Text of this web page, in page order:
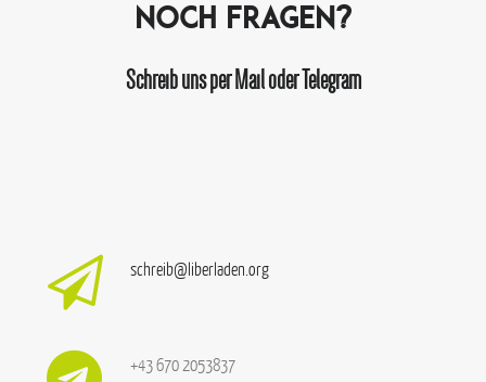
Noch Fragen?
Schreib uns per Mail oder Telegram
schreib@liberladen.org
+43 670 2053837